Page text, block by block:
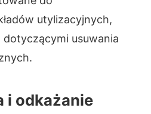
utylizacyjnych,
usuwania
i odkażanie